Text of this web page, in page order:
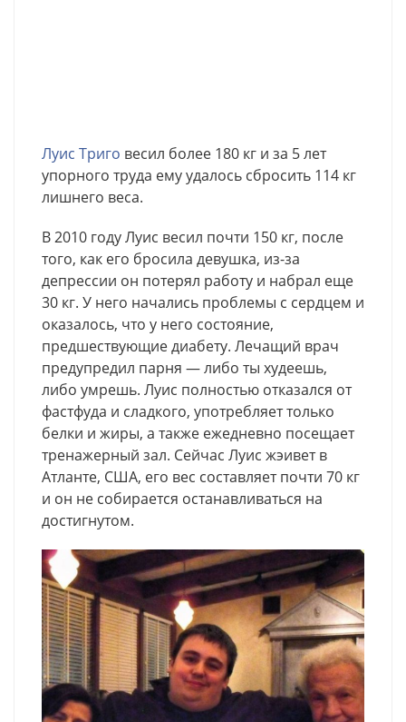
Луис Триго весил более 180 кг и за 5 лет
упорного труда ему удалось сбросить 114 кг
лишнего веса.
В 2010 году Луис весил почти 150 кг, после
того, как его бросила девушка, из-за
депрессии он потерял работу и набрал еще
30 кг. У него начались проблемы с сердцем и
оказалось, что у него состояние,
предшествующие диабету. Лечащий врач
предупредил парня — либо ты худеешь,
либо умрешь. Луис полностью отказался от
фастфуда и сладкого, употребляет только
белки и жиры, а также ежедневно посещает
тренажерный зал. Сейчас Луис жэивет в
Атланте, США, его вес составляет почти 70 кг
и он не собирается останавливаться на
достигнутом.